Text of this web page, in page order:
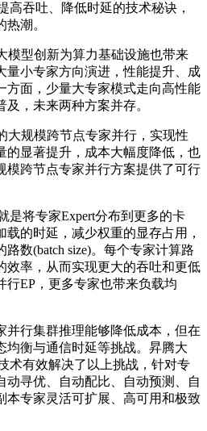
高吞吐、降低时延的技术秘诀，
潮。
型创新为算力基础设施也带来
量小专家方向演进，性能提升、成
方面，少量大专家模式走向高性能
，未来两种方案并存。
规模跨节点专家并行，实现性
的显著提升，成本大幅度降低，也
模跨节点专家并行方案提供了可行
将专家Expert分布到更多的卡
载的时延，减少权重的显存占用，
数(batch size)。每个专家计算路
效率，从而实现更大的吞吐和更低
行EP，更多专家也带来负载均
行集群推理能够降低成本，但在
均衡与通信时延等挑战。昇腾大
术有效解决了以上挑战，针对专
动寻优、自动配比、自动预测、自
本专家灵活可扩展、高可用和极致